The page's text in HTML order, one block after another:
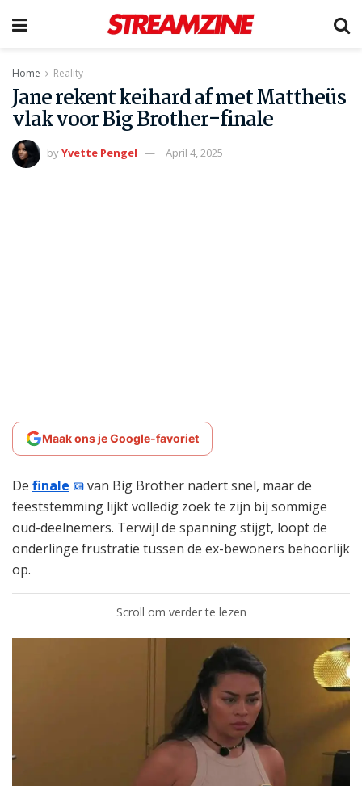
Home Reality
Jane rekent keihard af met Mattheüs
vlak voor Big Brother-finale
byYvette Pengel April 4, 2025
Maak ons je Google-favoriet
De finale
van Big Brother nadert snel, maar de
feeststemming lijkt volledig zoek te zijn bij sommige
oud-deelnemers. Terwijl de spanning stijgt, loopt de
onderlinge frustratie tussen de ex-bewoners behoorlijk
op.
Scroll om verder te lezen